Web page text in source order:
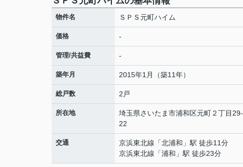
物件名 ＳＰＳ元町ハイム
価格 -
管理/共益費 -
築年月 2015年1月（築11年）
総戸数 2戸
所在地 埼玉県さいたま市浦和区元町２丁目29-
22
交通 京浜東北線 「北浦和 」駅 徒歩11分
京浜東北線 「浦和 」駅 徒歩23分